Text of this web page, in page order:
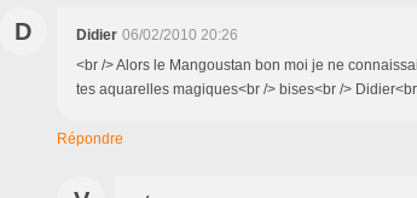
D Didier 06/02/2010 20:26
<br /> Alors le Mangoustan bon moi je ne
tes aquarelles magiques<br /> bises<br />
Répondre